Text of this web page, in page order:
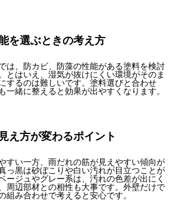
を選ぶときの考え方
は、防カビ、防藻の性能がある塗料を検討
とはいえ、湿気が抜けにくい環境がそのま
するのは難しいです。塗料選びと合わせ
一緒に整えると効果が出やすくなります。
え方が変わるポイント
すい一方、雨だれの筋が見えやすい傾向が
っ黒は砂ぼこりや白い汚れが目立つことが
ージュやグレー系は、汚れの色差が出にく
周辺部材との相性も大事です。外壁だけで
組み合わせで考えると安心です。